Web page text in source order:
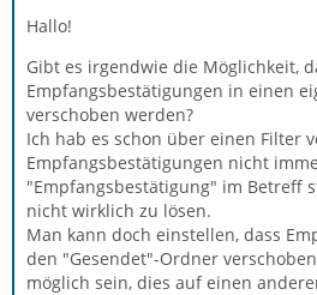
Hallo!
Gibt es irgendwie die Möglichkeit,
Empfangsbestätigungen in einen
verschoben werden?
Ich hab es schon über einen Filter
Empfangsbestätigungen nicht
"Empfangsbestätigung" im Betreff
nicht wirklich zu lösen.
Man kann doch einstellen, dass
den "Gesendet"-Ordner
möglich sein, dies auf einen